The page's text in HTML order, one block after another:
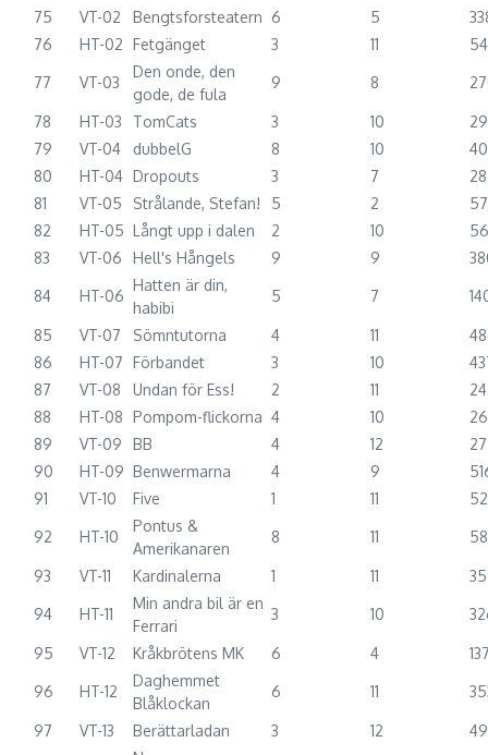
75
VT-02 Bengtsforsteatern 6 5
76
HT-02 Fetgänget 3 11
77 VT-03
Den onde, den
gode, de fula
9 8
78 HT-03 TomCats 3 10
79
VT-04 dubbelG 8 10
80
HT-04 Dropouts 3 7
81
VT-05 Strålande, Stefan! 5 2
82
HT-05 Långt upp i dalen 2 10
83
VT-06 Hell's Hångels 9 9
84 HT-06
Hatten är din,
habibi
5 7
85 VT-07 Sömntutorna 4 11
86
HT-07 Förbandet 3 10
87
VT-08 Undan för Ess! 2 11
88
HT-08 Pompom-flickorna 4 10
89
VT-09 BB 4 12
90
HT-09 Benwermarna 4 9
91
VT-10 Five 1 11
92 HT-10
Pontus &
Amerikanaren
8 11
93 VT-11 Kardinalerna 1 11
94 HT-11
Min andra bil är en
Ferrari
3 10
95 VT-12 Kråkbrötens MK 6 4
96 HT-12
Daghemmet
Blåklockan
6 11
97 VT-13 Berättarladan 3 12